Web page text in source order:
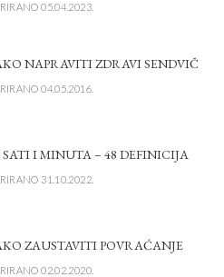
05.04.2023.
NAPRAVITI ZDRAVI SENDVIČ
04.05.2016.
SATI I MINUTA – 48 DEFINICIJA
31.10.2022.
ZAUSTAVITI POVRAĆANJE
02.02.2020.